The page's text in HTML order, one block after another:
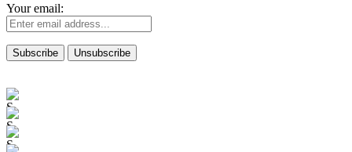
Your email: